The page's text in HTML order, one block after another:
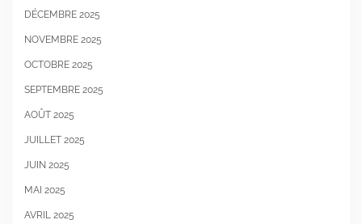
DÉCEMBRE 2025
NOVEMBRE 2025
OCTOBRE 2025
SEPTEMBRE 2025
AOÛT 2025
JUILLET 2025
JUIN 2025
MAI 2025
AVRIL 2025